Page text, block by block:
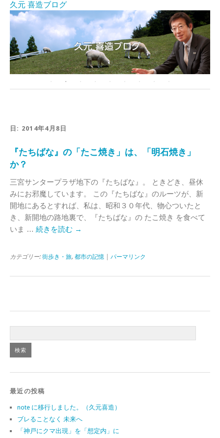
久元 喜造ブログ
日: 2014年4月8日
『たちばな』の「たこ焼き」は、「明石焼き」
か？
三宮サンタープラザ地下の『たちばな』。 ときどき、昼休
みにお邪魔しています。 この『たちばな』のルーツが、新
開地にあるとすれば、私は、昭和３０年代、物心ついたと
き、新開地の路地裏で、『たちばな』の たこ焼き を食べて
いま … 続きを読む →
カテゴリー: 街歩き・旅, 都市の記憶 パーマリンク
最近の投稿
note に移行しました。（久元喜造）
ブレることなく 未来へ
「神戸にクマ出現」を「想定内」に